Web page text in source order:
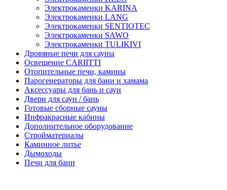
Электрокаменки KARINA
Электрокаменки LANG
Электрокаменки SENTIOTEC
Электрокаменки SAWO
Электрокаменки TULIKIVI
Дровяные печи для сауны
Освещение CARIITTI
Отопительные печи, камины
Парогенераторы для бани и хамама
Аксессуары для бань и саун
Двери для саун / бань
Готовые сборные сауны
Инфракрасные кабины
Дополнительное оборудование
Стройматериалы
Каминное литье
Дымоходы
Печи для бани